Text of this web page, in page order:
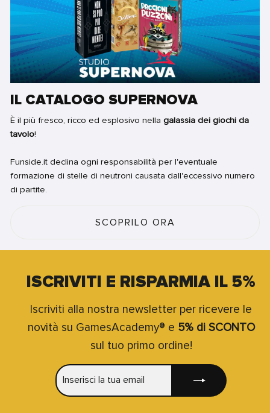
IL CATALOGO SUPERNOVA
È il più fresco, ricco ed esplosivo nella galassia dei giochi da
tavolo!
Funside.it declina ogni responsabilità per l'eventuale
formazione di stelle di neutroni causata dall'eccessivo numero
di partite.
SCOPRILO ORA
ISCRIVITI E RISPARMIA IL 5%
Iscriviti alla nostra newsletter per ricevere le
novità su GamesAcademy® e 5% di SCONTO
sul tuo primo ordine!
LA